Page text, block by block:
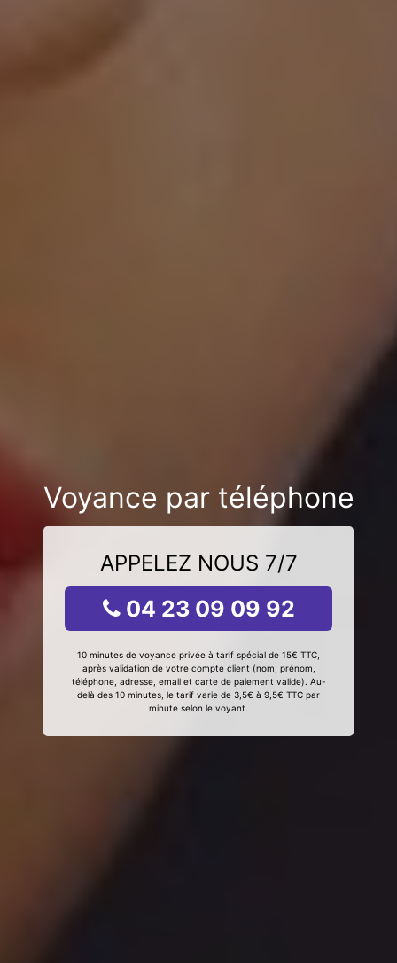
Voyance par téléphone
APPELEZ NOUS 7/7
04 23 09 09 92
10 minutes de voyance privée à tarif spécial de 15€ TTC,
après validation de votre compte client (nom, prénom,
téléphone, adresse, email et carte de paiement valide). Au-
delà des 10 minutes, le tarif varie de 3,5€ à 9,5€ TTC par
minute selon le voyant.